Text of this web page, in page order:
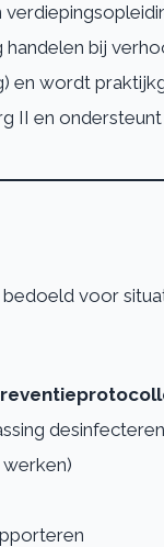
bij
en wordt
II en
bedoeld voor
desinfecteren
werken)